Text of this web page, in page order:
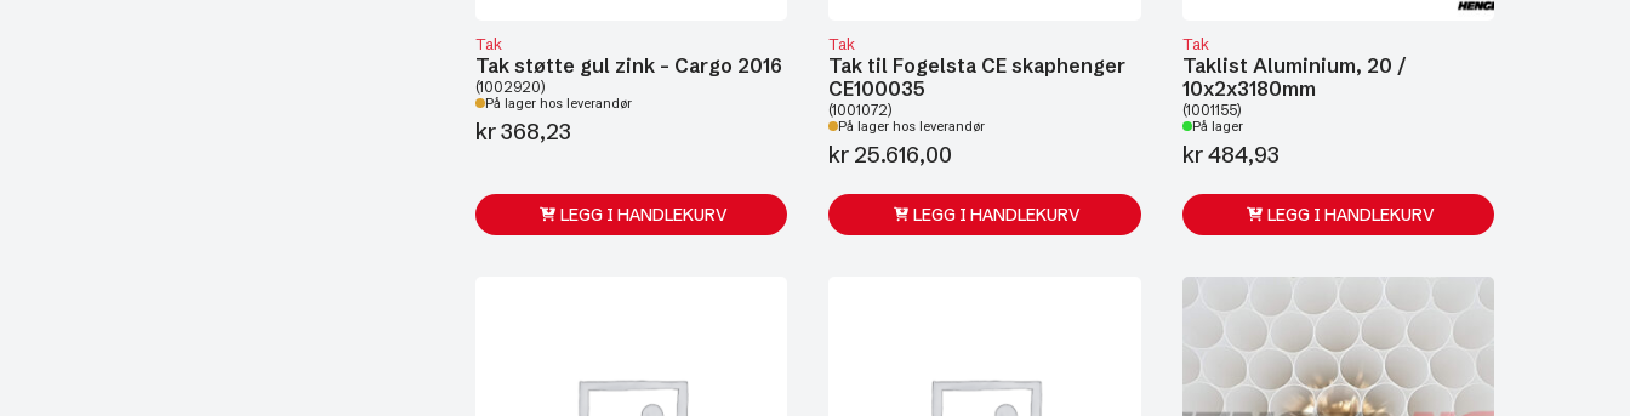
Tak
Tak støtte gul zink - Cargo 2016
(1002920)
På lager hos leverandør
kr368,23
LEGG I HANDLEKURV
Tak
Tak til Fogelsta CE skaphenger
CE100035
(1001072)
På lager hos leverandør
kr 25.616,00
LEGG I HANDLEKURV
Tak
Taklist Aluminium, 20 /
10x2x3180mm
(1001155)
På lager
kr484,93
LEGG I HANDLEKURV